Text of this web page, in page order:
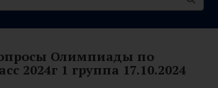
Олимпиады по
2024г 1 группа 17.10.2024